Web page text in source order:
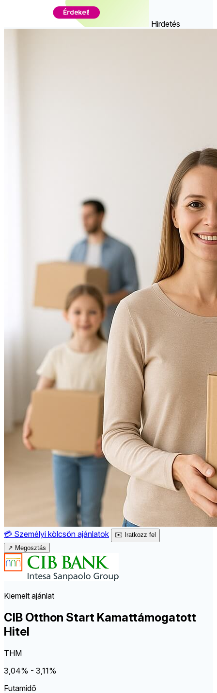
Hirdetés
💳 Személyi kölcsön ajánlatok ✉️ Iratkozz fel
↗ Megosztás
Kiemelt ajánlat
CIB Otthon Start Kamattámogatott
Hitel
THM
3,04% - 3,11%
Futamidő